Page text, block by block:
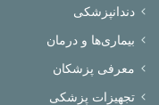
دندانپزشکی
بیماری‌ها و درمان
معرفی پزشکان
تجهیزات پزشکی